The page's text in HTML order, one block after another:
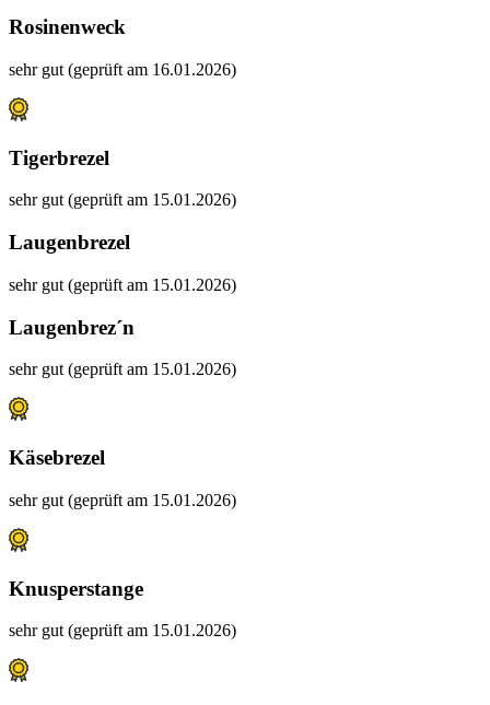
Rosinenweck
sehr gut (geprüft am 16.01.2026)
Tigerbrezel
sehr gut (geprüft am 15.01.2026)
Laugenbrezel
sehr gut (geprüft am 15.01.2026)
Laugenbrez´n
sehr gut (geprüft am 15.01.2026)
Käsebrezel
sehr gut (geprüft am 15.01.2026)
Knusperstange
sehr gut (geprüft am 15.01.2026)